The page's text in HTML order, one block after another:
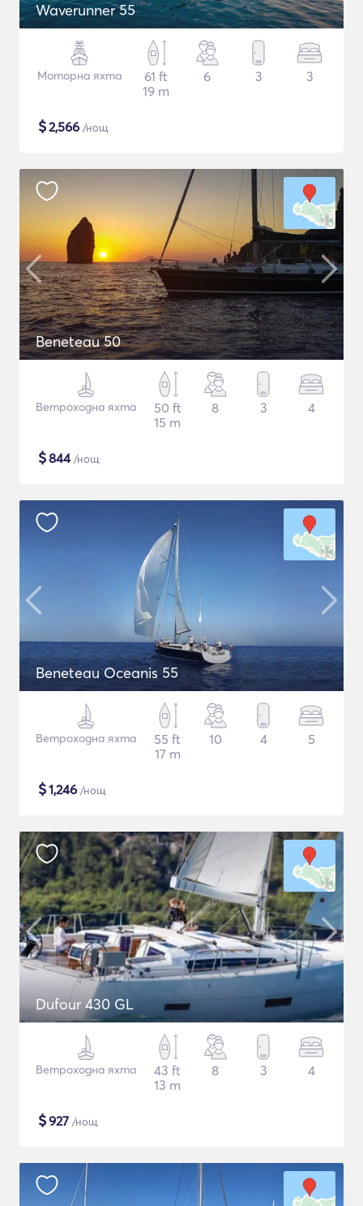
Waverunner 55
Моторна яхта
61 ft
19 m
6 3 3
$2,566 /нощ
Beneteau 50
Ветроходна яхта
50 ft
15 m
8 3 4
$844/нощ
Beneteau Oceanis 55
Ветроходна яхта
55 ft
17 m
10 4 5
$1,246 /нощ
Dufour 430 GL
Ветроходна яхта
43 ft
13 m
8 3 4
$927 /нощ